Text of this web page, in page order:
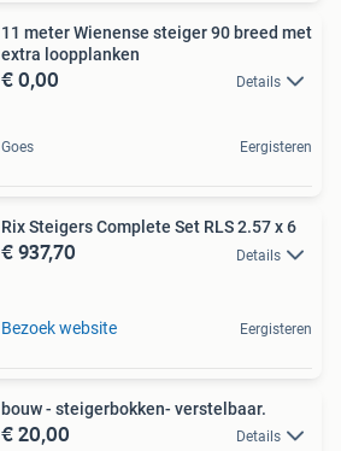
11 meter Wienense steiger 90 breed met
extra loopplanken
€ 0,00 Details
Goes Eergisteren
Rix Steigers Complete Set RLS 2.57 x 6
€ 937,70 Details
Bezoek website Eergisteren
bouw - steigerbokken- verstelbaar.
€ 20,00 Details